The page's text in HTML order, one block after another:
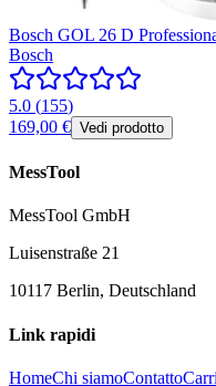
Bosch GOL 26 D
Bosch
5.0 (155)
169,00 € Vedi prodotto
MessTool
MessTool GmbH
Luisenstraße 21
10117 Berlin, Deutschland
Link rapidi
HomeChi siamoContatto